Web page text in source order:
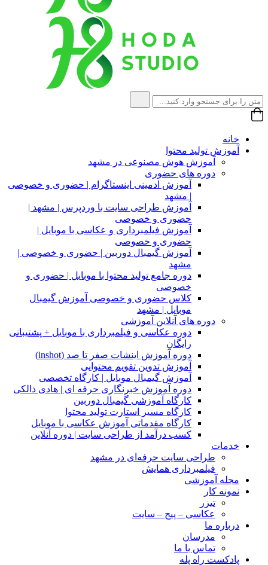
خانه
آموزش تولید محتوا
آموزش هوش مصنوعی در مشهد
دوره های حضوری
آموزش ادمینی اینستاگرام | حضوری و خصوصی
| مشهد
آموزش طراحی سایت با وردپرس | مشهد |
حضوری و خصوصی
آموزش فیلمبرداری و عکاسی با موبایل |
حضوری و خصوصی
آموزش گیمبال دوربین | حضوری و خصوصی |
مشهد
دوره جامع تولید محتوا با موبایل | حضوری و
خصوصی
کلاس حضوری و خصوصی آموزش گیمبال
موبایل | مشهد
دوره های آنلاین آموزشی
دوره عکاسی و فیلمبرداری با موبایل + پشتیبانی
رایگان
دوره آموزش اینشات صفر تا صد (inshot)
آموزش تدوین تقویم محتوایی
آموزش گیمبال موبایل | کارگاه تخصصی
دوره آموزش خبرنگاری حرفه ای | هادی ذالکی
کارگاه آموزشی گیمبال دوربین
کارگاه مسیر استارت تولید محتوا
کارگاه مقدماتی آموزش عکاسی با موبایل
کسب درآمد از طراحی سایت | دوره آنلاین
خدمات
طراحی سایت حرفه‌ای در مشهد
فیلمبرداری همایش
مجله آموزشی
نمونه کار
تیزر
عکاسی – پیج – سایت
درباره ما
مدرسان
تماس با ما
پادکست راه پله